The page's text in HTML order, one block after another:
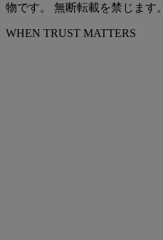
物です。 無断転載を禁じます。
WHEN TRUST MATTERS